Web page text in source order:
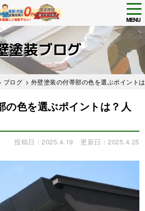
MENU
塗装ブログ
ブログ > 外壁塗装の付帯部の色を選ぶポイント
の色を選ぶポイントは？人
投稿日：2025.4.19 更新日：2025.4.25